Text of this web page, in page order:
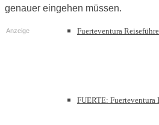
Fuerteventura
FUERTE:
genauer eingehen müssen.
Anzeige